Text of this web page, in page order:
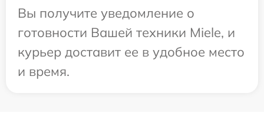
Вы получите уведомление о
готовности Вашей техники Miele, и
курьер доставит ее в удобное место
и время.